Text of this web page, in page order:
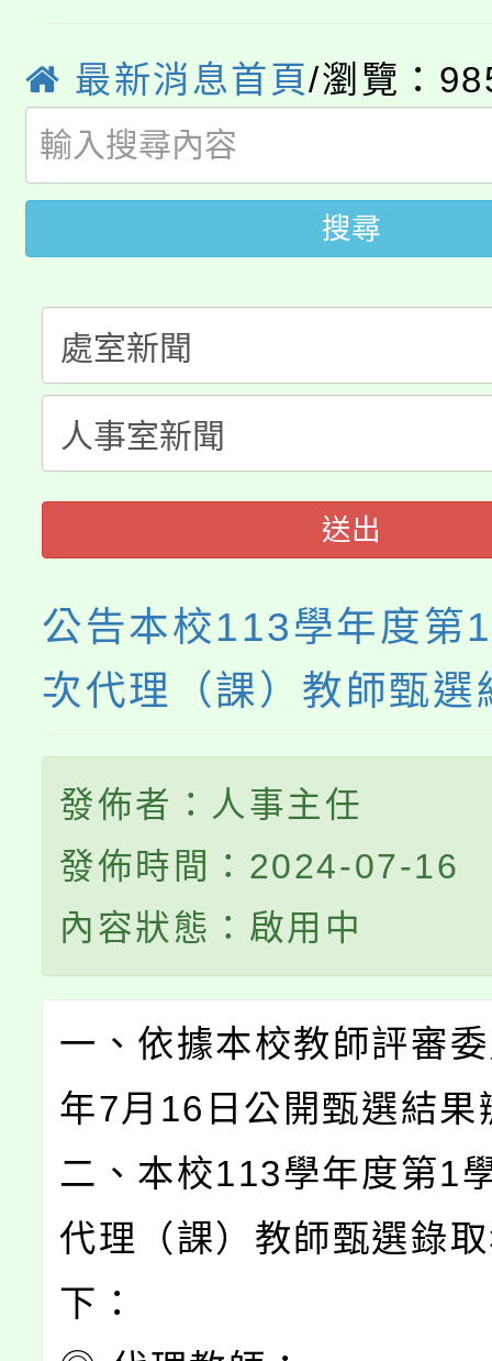
生本土語及新住民語歌
公告本校115學年度第
代理(課)教師甄選結果(
公告本校115學年度第
代理(課)教師甄選結果(
轉知中國文化大學推廣
《TA101》溝通分析基
程，歡迎學生輔導中心
心理、諮商輔導、社會
系所師生報名參加。
轉知苗栗縣政府辦理
縣市「校園短影音徵選
門員」簡章及活動海報
踴躍報名參加。
要點
「桃園市補助參觀特色
展演活動實施計畫」
115年度「教育部表揚
義教育推展貢獻獎」
最新消息首頁/瀏覽：
搜尋
送出
公告本校113學年度第
次代理（課）教師甄選
發佈者：人事主任
發佈時間：2024-07-16
內容狀態：啟用中
一、依據本校教師評審
年7月16日公開甄選結果
二、本校113學年度第1
代理（課）教師甄選錄
下：